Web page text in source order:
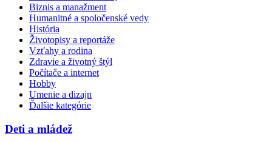
Biznis a manažment
Humanitné a spoločenské vedy
História
Životopisy a reportáže
Vzťahy a rodina
Zdravie a životný štýl
Počítače a internet
Hobby
Umenie a dizajn
Ďalšie kategórie
Deti a mládež